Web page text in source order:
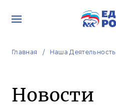
Главная Наша Деятельность
Новости